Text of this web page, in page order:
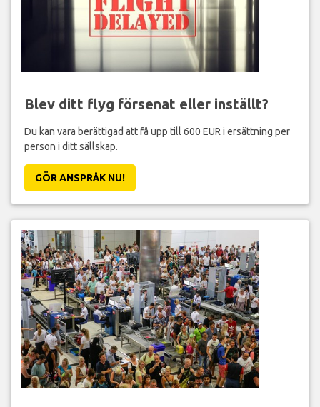
Blev ditt flyg försenat eller inställt?
Du kan vara berättigad att få upp till 600 EUR i ersättning per
person i ditt sällskap.
GÖR ANSPRÅK NU!